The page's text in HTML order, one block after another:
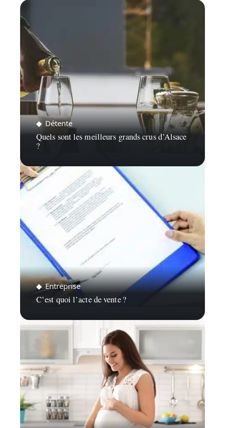
Détente
Quels sont les meilleurs grands crus d’Alsace
?
Entreprise
C’est quoi l’acte de vente ?